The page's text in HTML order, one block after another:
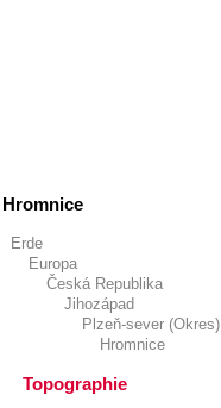
Hromnice
Erde
Europa
Česká Republika
Jihozápad
Plzeň-sever (Okres)
Hromnice
Topographie